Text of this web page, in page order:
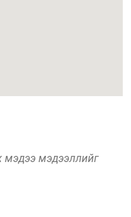
мэдээ мэдээллийг